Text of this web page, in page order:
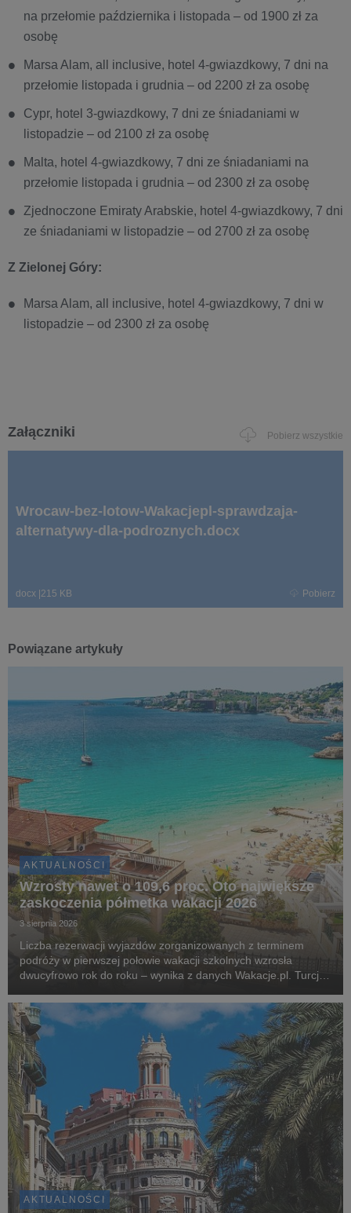
na przełomie października i listopada – od 1900 zł za
osobę
Marsa Alam, all inclusive, hotel 4-gwiazdkowy, 7 dni na
przełomie listopada i grudnia – od 2200 zł za osobę
Cypr, hotel 3-gwiazdkowy, 7 dni ze śniadaniami w
listopadzie – od 2100 zł za osobę
Malta, hotel 4-gwiazdkowy, 7 dni ze śniadaniami na
przełomie listopada i grudnia – od 2300 zł za osobę
Zjednoczone Emiraty Arabskie, hotel 4-gwiazdkowy, 7 dni
ze śniadaniami w listopadzie – od 2700 zł za osobę
Z Zielonej Góry:
Marsa Alam, all inclusive, hotel 4-gwiazdkowy, 7 dni w
listopadzie – od 2300 zł za osobę
Załączniki Pobierz wszystkie
Wrocaw-bez-lotow-Wakacjepl-sprawdzaja-
alternatywy-dla-podroznych.docx
docx 215 KB Pobierz
Powiązane artykuły
AKTUALNOŚCI
Wzrosty nawet o 109,6 proc. Oto największe
zaskoczenia półmetka wakacji 2026
3 sierpnia 2026
Liczba rezerwacji wyjazdów zorganizowanych z terminem
podróży w pierwszej połowie wakacji szkolnych wzrosła
dwucyfrowo rok do roku – wynika z danych Wakacje.pl. Turcja,
wszystkich rezerwacji. Najciekawsza historia l...
AKTUALNOŚCI